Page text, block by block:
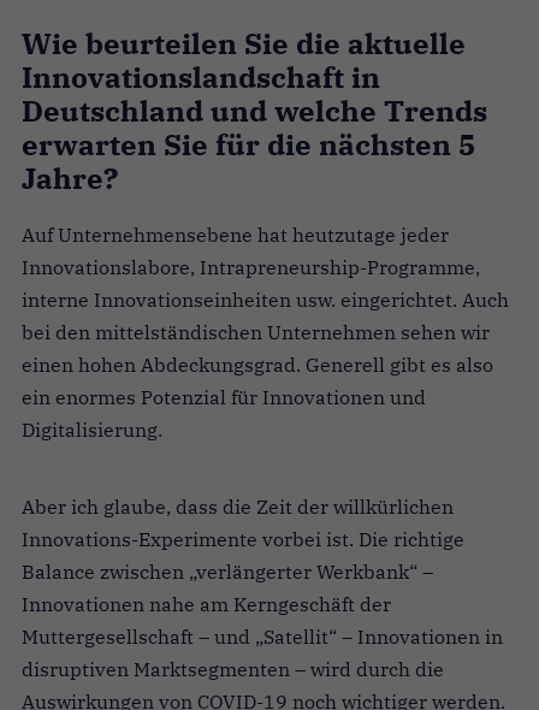
Wie beurteilen Sie die aktuelle
Innovationslandschaft in
Deutschland und welche Trends
erwarten Sie für die nächsten 5
Jahre?
Auf Unternehmensebene hat heutzutage jeder
Innovationslabore, Intrapreneurship-Programme,
interne Innovationseinheiten usw. eingerichtet. Auch
bei den mittelständischen Unternehmen sehen wir
einen hohen Abdeckungsgrad. Generell gibt es also
ein enormes Potenzial für Innovationen und
Digitalisierung.
Aber ich glaube, dass die Zeit der willkürlichen
Innovations-Experimente vorbei ist. Die richtige
Balance zwischen „verlängerter Werkbank“ –
Innovationen nahe am Kerngeschäft der
Muttergesellschaft – und „Satellit“ – Innovationen in
disruptiven Marktsegmenten – wird durch die
Auswirkungen von COVID-19 noch wichtiger werden.